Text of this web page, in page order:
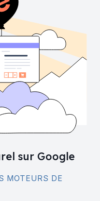
sur Google
MOTEURS DE